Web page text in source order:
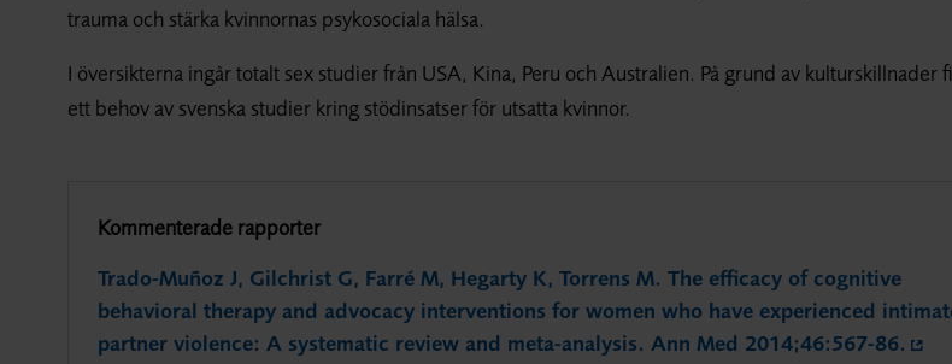
trauma och stärka kvinnornas psykosociala hälsa.
I översikterna ingår totalt sex studier från USA, Kina, Peru och Australien. På grund av kulturskillnader
ett behov av svenska studier kring stödinsatser för utsatta kvinnor.
Kommenterade rapporter
Trado-Muñoz J, Gilchrist G, Farré M, Hegarty K, Torrens M. The efficacy of cognitive
behavioral therapy and advocacy interventions for women who have experienced
partner violence: A systematic review and meta-analysis. Ann Med 2014;46:567-86.